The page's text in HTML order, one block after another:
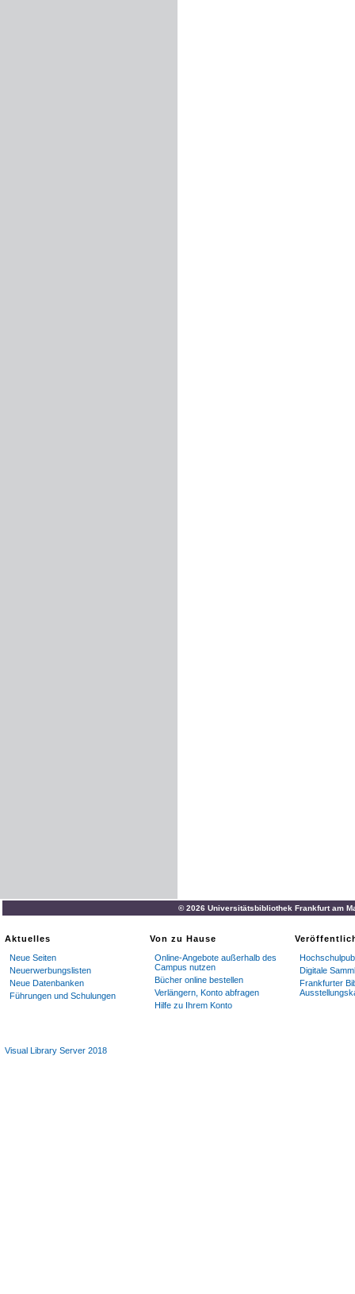
© 2026 Universitätsbibliothek Frankfurt am
Aktuelles
Neue Seiten
Neuerwerbungslisten
Neue Datenbanken
Führungen und Schulungen
Von zu Hause
Online-Angebote außerhalb des
Campus nutzen
Bücher online bestellen
Verlängern, Konto abfragen
Hilfe zu Ihrem Konto
Digitale
Frankfurter
Visual Library Server 2018